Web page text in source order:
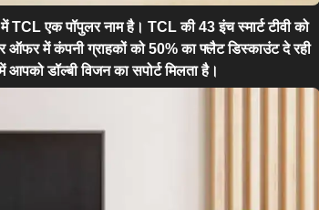
में TCL एक पॉपुलर नाम है। TCL की 43 इंच स्मार्ट टीवी को
ऑफर में कंपनी ग्राहकों को 50% का फ्लैट डिस्काउंट दे रही
डॉल्बी विजन का सपोर्ट मिलता है।